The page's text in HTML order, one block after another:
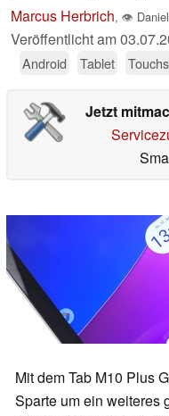
Marcus Herbrich, 👁
Veröffentlicht am
Android Tablet
Jetzt
Mit dem Tab M10 Plus
Sparte um ein weiteres